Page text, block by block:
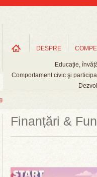
DESPRE
Educație,
Comportament civic şi
Finanțări &